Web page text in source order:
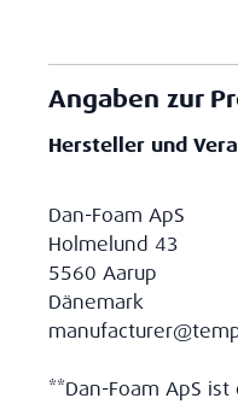
Angaben zur
Hersteller und
Dan-Foam ApS
Holmelund 43
5560 Aarup
Dänemark
**Dan-Foam ApS